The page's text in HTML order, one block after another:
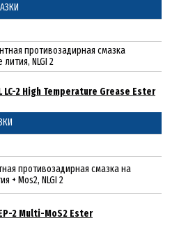
противозадирная смазка
NLGI 2
LC-2 High Temperature Grease Ester
противозадирная смазка на
+ Mos2, NLGI 2
EP-2 Multi-MoS2 Ester